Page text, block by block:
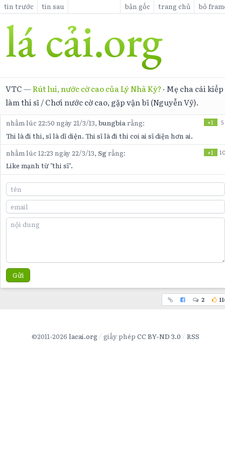
tin trước tin sau bản gốc trang chủ bỏ
VTC—Rút lui, nước cờ cao của Lý Nhã Kỳ? · Mẹ cha cái kiếp
làm thi sĩ / Chơi nước cờ cao, gặp vận bĩ (Nguyễn Vỹ).
nhằm lúc 22:50 ngày 21/3/13,bungbiarằng: +1 5
Thi là đi thi, sĩ là dĩ diện. Thi sĩ là đi thi coi ai sĩ diện hơn ai.
nhằm lúc 12:23 ngày 22/3/13,Sgrằng: +1 10
Like mạnh từ "thi sĩ".
Gửi
2
©2011-2026 lacai.org giấy phép CC BY-ND 3.0 RSS